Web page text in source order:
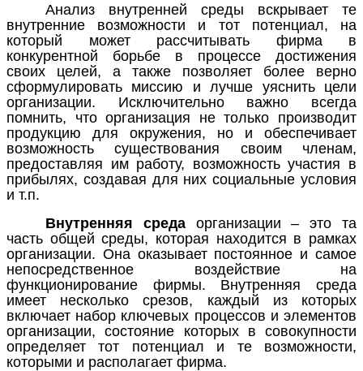
Анализ внутренней среды вскрывает те
внутренние возможности и тот потенциал, на
который может рассчитывать фирма в
конкурентной борьбе в процессе достижения
своих целей, а также позволяет более верно
сформулировать миссию и лучше уяснить цели
организации. Исключительно важно всегда
помнить, что организация не только производит
продукцию для окружения, но и обеспечивает
возможность существования своим членам,
предоставляя им работу, возможность участия в
прибылях, создавая для них социальные условия
и т.п.
Внутренняя средаорганизации – это та
часть общей среды, которая находится в рамках
организации. Она оказывает постоянное и самое
непосредственное воздействие на
функционирование фирмы. Внутренняя среда
имеет несколько срезов, каждый из которых
включает набор ключевых процессов и элементов
организации, состояние которых в совокупности
определяет тот потенциал и те возможности,
которыми и располагает фирма.